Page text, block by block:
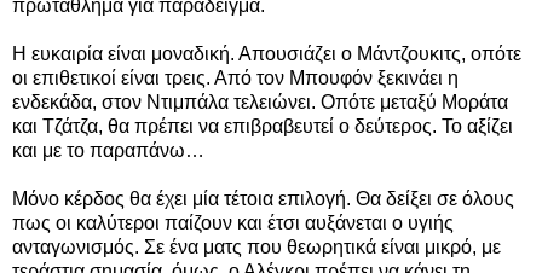
πρωτάθλημα για παράδειγμα.
Η ευκαιρία είναι μοναδική. Απουσιάζει ο Μάντζουκιτς, οπότε
οι επιθετικοί είναι τρεις. Από τον Μπουφόν ξεκινάει η
ενδεκάδα, στον Ντιμπάλα τελειώνει. Οπότε μεταξύ Μοράτα
και Τζάτζα, θα πρέπει να επιβραβευτεί ο δεύτερος. Το αξίζει
και με το παραπάνω…
Μόνο κέρδος θα έχει μία τέτοια επιλογή. Θα δείξει σε όλους
πως οι καλύτεροι παίζουν και έτσι αυξάνεται ο υγιής
ανταγωνισμός. Σε ένα ματς που θεωρητικά είναι μικρό, με